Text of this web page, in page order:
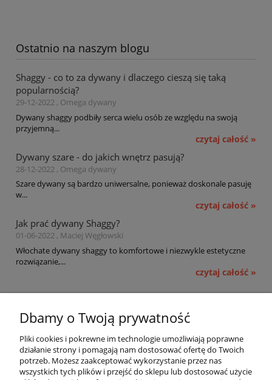
Ostatnio na naszym blogu
Shaggy - co to za dywany i dlaczego cieszą się taką
popularnością?
29-12-2022 , Omega dywany
Dywany shaggy podbiły serca wielu osób ze względu na swoją
przyjemną...
czytaj całość »
Dywany szare - do jakich wnętrz pasują?
28-12-2022 , Omega dywany
Szare dywany są bardzo uniwersalne, ponieważ doskonale pasuję
w...
czytaj całość »
Jak prać dywany Shaggy?
01-06-2022 , Maciej Węgłowski
Włochate dywany shaggy to komfortowe i niezwykle estetyczne
rozwiązanie,...
czytaj całość »
Płatności i dostawa
Dbamy o Twoją prywatność
Pliki cookies i pokrewne im technologie umożliwiają poprawne
działanie strony i pomagają nam dostosować ofertę do Twoich
potrzeb. Możesz zaakceptować wykorzystanie przez nas
wszystkich tych plików i przejść do sklepu lub dostosować użycie